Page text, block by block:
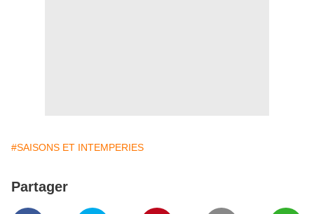
#SAISONS ET INTEMPERIES
Partager